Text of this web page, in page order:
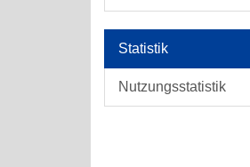
Statistik
Nutzungsstatistik